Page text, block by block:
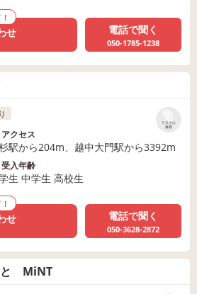
せ 電話で聞く
050-1785-1238
リストに
保存
アクセス
駅から204m、越中大門駅から3392m
受入年齢
生 中学生 高校生
せ 電話で聞く
050-3628-2872
と MiNT